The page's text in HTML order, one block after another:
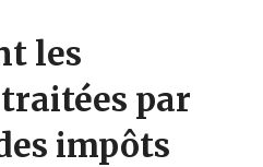
les
par
impôts